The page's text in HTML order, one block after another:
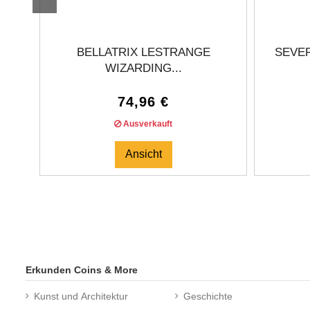
BELLATRIX LESTRANGE
WIZARDING...
74,96 €
Ausverkauft
Ansicht
Erkunden Coins & More
Kunst und Architektur Geschichte